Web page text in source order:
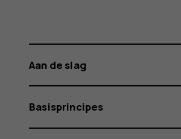
Aan de slag
Basisprincipes